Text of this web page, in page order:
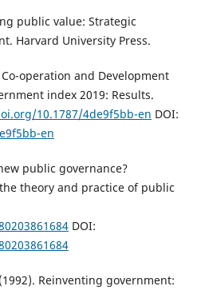
public value: Strategic
Harvard University Press.
operation and Development
index 2019: Results.
10.1787/4de9f5bb-en DOI:
en
public governance?
theory and practice of public
DOI:
Reinventing government: